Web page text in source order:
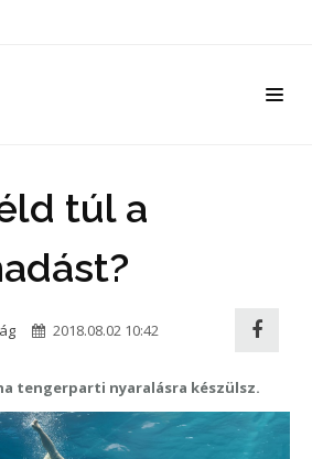
túl a
2018.08.02 10:42
tengerparti nyaralásra készülsz.